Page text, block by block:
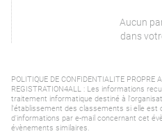
Aucun
dans
POLITIQUE DE CONFIDENTIALITE PROPRE
REGISTRATION4ALL : Les informations
traitement informatique destiné à
l'établissement des classements si elle est
d'informations par e-mail concernant cet
évènements similaires.